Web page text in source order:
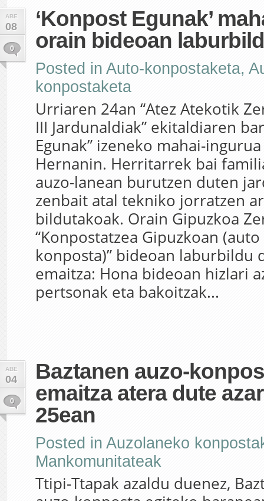
ABE
08
0
‘Konpost Egunak’
orain bideoan
Posted in Auto-konpostaketa,
konpostaketa
Urriaren 24an “Atez Atekotik
III Jardunaldiak” ekitaldiaren
Egunak” izeneko mahai-
Hernanin. Herritarrek bai
auzo-lanean burutzen duten
zenbait atal tekniko jorratzen
bildutakoak. Orain Gipuzkoa
“Konpostatzea Gipuzkoan
konposta)” bideoan laburbildu
emaitza: Hona bideoan hizlari
pertsonak eta bakoitzak...
ABE
04
0
Baztanen auzo-
emaitza atera dute
25ean
Posted in Auzolaneko
Mankomunitateak
Ttipi-Ttapak azaldu duenez,